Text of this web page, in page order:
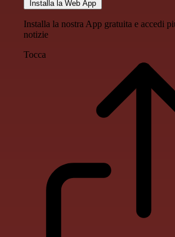
Installa la Web App
Installa la nostra App gratuita e accedi
notizie
Tocca